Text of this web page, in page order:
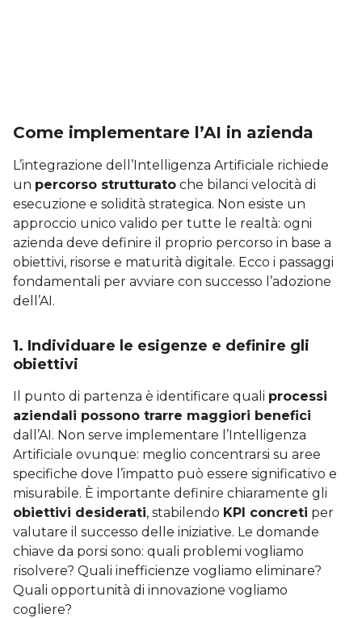
Come implementare l’AI in azienda
L’integrazione dell’Intelligenza Artificiale richiede
un percorso strutturato che bilanci velocità di
esecuzione e solidità strategica. Non esiste un
approccio unico valido per tutte le realtà: ogni
azienda deve definire il proprio percorso in base a
obiettivi, risorse e maturità digitale. Ecco i passaggi
fondamentali per avviare con successo l’adozione
dell’AI.
1. Individuare le esigenze e definire gli
obiettivi
Il punto di partenza è identificare quali processi
aziendali possono trarre maggiori benefici
dall’AI. Non serve implementare l’Intelligenza
Artificiale ovunque: meglio concentrarsi su aree
specifiche dove l’impatto può essere significativo e
misurabile. È importante definire chiaramente gli
obiettivi desiderati, stabilendo KPI concreti per
valutare il successo delle iniziative. Le domande
chiave da porsi sono: quali problemi vogliamo
risolvere? Quali inefficienze vogliamo eliminare?
Quali opportunità di innovazione vogliamo
cogliere?